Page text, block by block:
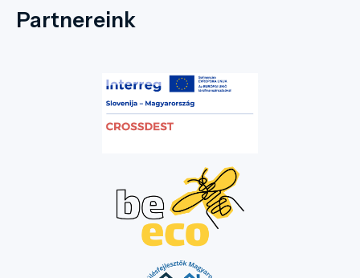
tudatosságuk növelésével érhetnek el
igazi áttörést. Utazóként ma már nem
desztinációnak, hanem aktív partnerei
annak megóvásában. Mindez a
turisztikai szakma számára is
egyértelmű üzenetet hordoz: nincs
egyetlen, mindenhova érvényes
helyi adottságaira és közösségére kell
Partnereink